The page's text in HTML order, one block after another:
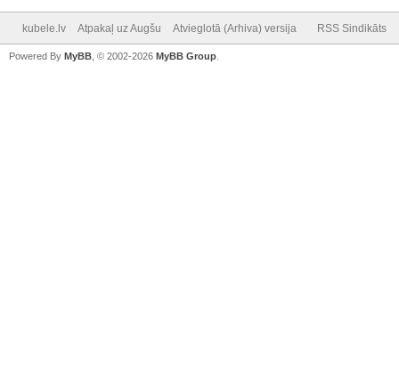
kubele.lv Atpakaļ uz Augšu Atvieglotā (Arhiva) versija RSS Sindikāts
Powered By MyBB , © 2002-2026 MyBB Group